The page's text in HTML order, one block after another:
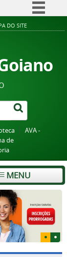
DO SITE
AVA -
de
MENU